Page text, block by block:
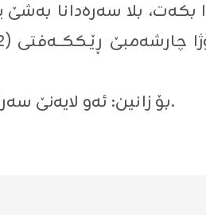
بکەت، بلا سەرەدانا
بۆ زانین: ئەو لایەنێ سەرئێک زێدەکرن بۆ بکەڤیت، دێ بهایێ ئاگەهداریا سەرئێک زێدەکرنێ دەت.